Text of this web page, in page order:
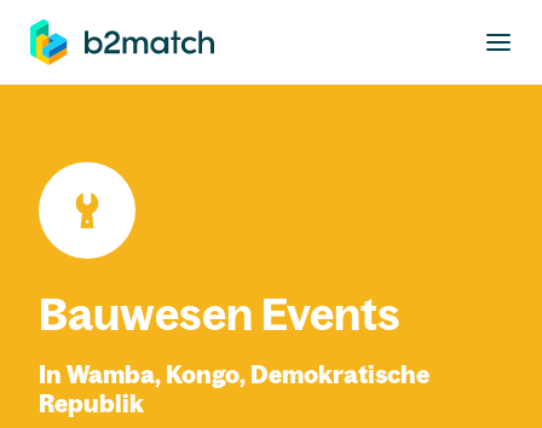
springen
Bauwesen Events
In Wamba, Kongo, Demokratische
Republik